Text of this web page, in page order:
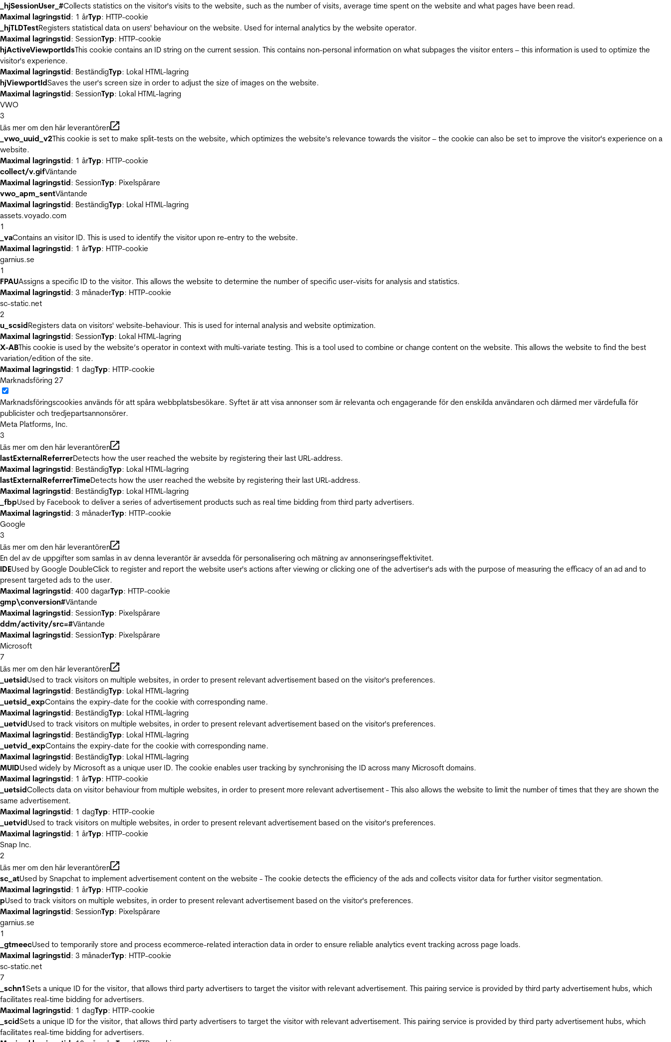
_hjSessionUser_#Collects statistics on the visitor's visits to the website, such as the number of visits, average time spent on the website and what pages have been read.
Maximal lagringstid: 1 årTyp: HTTP-cookie
_hjTLDTestRegisters statistical data on users' behaviour on the website. Used for internal analytics by the website operator.
Maximal lagringstid: SessionTyp: HTTP-cookie
hjActiveViewportIdsThis cookie contains an ID string on the current session. This contains non-personal information on what subpages the visitor enters – this information is used to optimize the
visitor's experience.
Maximal lagringstid: BeständigTyp: Lokal HTML-lagring
hjViewportIdSaves the user's screen size in order to adjust the size of images on the website.
Maximal lagringstid: SessionTyp: Lokal HTML-lagring
VWO
3
Läs mer om den här leverantören
_vwo_uuid_v2This cookie is set to make split-tests on the website, which optimizes the website's relevance towards the visitor – the cookie can also be set to improve the visitor's experience on a
website.
Maximal lagringstid: 1 årTyp: HTTP-cookie
collect/v.gifVäntande
Maximal lagringstid: SessionTyp: Pixelspårare
vwo_apm_sentVäntande
Maximal lagringstid: BeständigTyp: Lokal HTML-lagring
assets.voyado.com
1
_vaContains an visitor ID. This is used to identify the visitor upon re-entry to the website.
Maximal lagringstid: 1 årTyp: HTTP-cookie
garnius.se
1
FPAUAssigns a specific ID to the visitor. This allows the website to determine the number of specific user-visits for analysis and statistics.
Maximal lagringstid: 3 månaderTyp: HTTP-cookie
sc-static.net
2
u_scsidRegisters data on visitors' website-behaviour. This is used for internal analysis and website optimization.
Maximal lagringstid: SessionTyp: Lokal HTML-lagring
X-ABThis cookie is used by the website’s operator in context with multi-variate testing. This is a tool used to combine or change content on the website. This allows the website to find the best
variation/edition of the site.
Maximal lagringstid: 1 dagTyp: HTTP-cookie
Marknadsföring 27
Marknadsföringscookies används för att spåra webbplatsbesökare. Syftet är att visa annonser som är relevanta och engagerande för den enskilda användaren och därmed mer värdefulla för
publicister och tredjepartsannonsörer.
Meta Platforms, Inc.
3
Läs mer om den här leverantören
lastExternalReferrerDetects how the user reached the website by registering their last URL-address.
Maximal lagringstid: BeständigTyp: Lokal HTML-lagring
lastExternalReferrerTimeDetects how the user reached the website by registering their last URL-address.
Maximal lagringstid: BeständigTyp: Lokal HTML-lagring
_fbpUsed by Facebook to deliver a series of advertisement products such as real time bidding from third party advertisers.
Maximal lagringstid: 3 månaderTyp: HTTP-cookie
Google
3
Läs mer om den här leverantören
En del av de uppgifter som samlas in av denna leverantör är avsedda för personalisering och mätning av annonseringseffektivitet.
IDEUsed by Google DoubleClick to register and report the website user's actions after viewing or clicking one of the advertiser's ads with the purpose of measuring the efficacy of an ad and to
present targeted ads to the user.
Maximal lagringstid: 400 dagarTyp: HTTP-cookie
gmp\conversion#Väntande
Maximal lagringstid: SessionTyp: Pixelspårare
ddm/activity/src=#Väntande
Maximal lagringstid: SessionTyp: Pixelspårare
Microsoft
7
Läs mer om den här leverantören
_uetsidUsed to track visitors on multiple websites, in order to present relevant advertisement based on the visitor's preferences.
Maximal lagringstid: BeständigTyp: Lokal HTML-lagring
_uetsid_expContains the expiry-date for the cookie with corresponding name.
Maximal lagringstid: BeständigTyp: Lokal HTML-lagring
_uetvidUsed to track visitors on multiple websites, in order to present relevant advertisement based on the visitor's preferences.
Maximal lagringstid: BeständigTyp: Lokal HTML-lagring
_uetvid_expContains the expiry-date for the cookie with corresponding name.
Maximal lagringstid: BeständigTyp: Lokal HTML-lagring
MUIDUsed widely by Microsoft as a unique user ID. The cookie enables user tracking by synchronising the ID across many Microsoft domains.
Maximal lagringstid: 1 årTyp: HTTP-cookie
_uetsidCollects data on visitor behaviour from multiple websites, in order to present more relevant advertisement - This also allows the website to limit the number of times that they are shown the
same advertisement.
Maximal lagringstid: 1 dagTyp: HTTP-cookie
_uetvidUsed to track visitors on multiple websites, in order to present relevant advertisement based on the visitor's preferences.
Maximal lagringstid: 1 årTyp: HTTP-cookie
Snap Inc.
2
Läs mer om den här leverantören
sc_atUsed by Snapchat to implement advertisement content on the website - The cookie detects the efficiency of the ads and collects visitor data for further visitor segmentation.
Maximal lagringstid: 1 årTyp: HTTP-cookie
pUsed to track visitors on multiple websites, in order to present relevant advertisement based on the visitor's preferences.
Maximal lagringstid: SessionTyp: Pixelspårare
garnius.se
1
_gtmeecUsed to temporarily store and process ecommerce-related interaction data in order to ensure reliable analytics event tracking across page loads.
Maximal lagringstid: 3 månaderTyp: HTTP-cookie
sc-static.net
7
_schn1Sets a unique ID for the visitor, that allows third party advertisers to target the visitor with relevant advertisement. This pairing service is provided by third party advertisement hubs, which
facilitates real-time bidding for advertisers.
Maximal lagringstid: 1 dagTyp: HTTP-cookie
_scidSets a unique ID for the visitor, that allows third party advertisers to target the visitor with relevant advertisement. This pairing service is provided by third party advertisement hubs, which
facilitates real-time bidding for advertisers.